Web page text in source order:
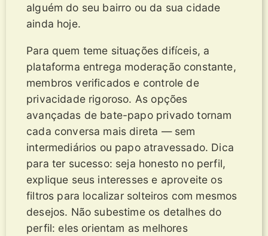
alguém do seu bairro ou da sua cidade
ainda hoje.
Para quem teme situações difíceis, a
plataforma entrega moderação constante,
membros verificados e controle de
privacidade rigoroso. As opções
avançadas de bate-papo privado tornam
cada conversa mais direta — sem
intermediários ou papo atravessado. Dica
para ter sucesso: seja honesto no perfil,
explique seus interesses e aproveite os
filtros para localizar solteiros com mesmos
desejos. Não subestime os detalhes do
perfil: eles orientam as melhores